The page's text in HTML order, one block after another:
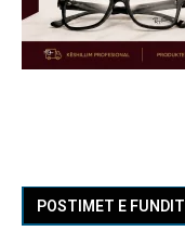
POSTIMET E FUNDIT